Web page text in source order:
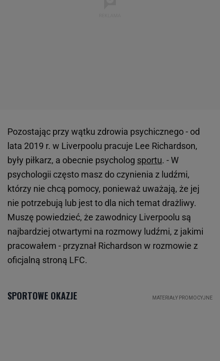
Pozostając przy wątku zdrowia psychicznego - od
lata 2019 r. w Liverpoolu pracuje Lee Richardson,
były piłkarz, a obecnie psycholog sportu. - W
psychologii często masz do czynienia z ludźmi,
którzy nie chcą pomocy, ponieważ uważają, że jej
nie potrzebują lub jest to dla nich temat drażliwy.
Muszę powiedzieć, że zawodnicy Liverpoolu są
najbardziej otwartymi na rozmowy ludźmi, z jakimi
pracowałem - przyznał Richardson w rozmowie z
oficjalną stroną LFC.